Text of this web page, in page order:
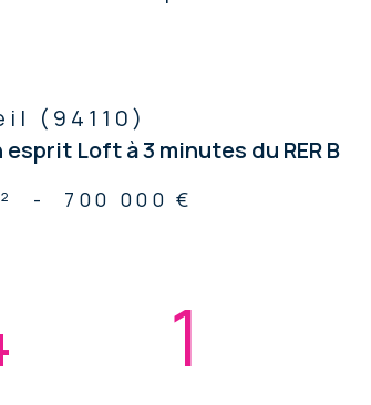
(94110)
esprit Loft à 3 minutes du RER B
- 700 000 €
1